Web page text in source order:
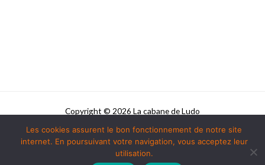
Copyright © 2026 La cabane de Ludo
Powered by La cabane de Ludo
Les cookies assurent le bon fonctionnement de notre site
internet. En poursuivant votre navigation, vous acceptez leur
utilisation.